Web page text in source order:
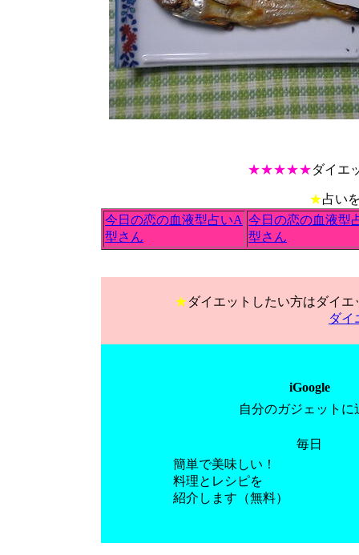
★★★★★ダイエ
★占い
今日の恋の血液型占いA
型さん
今日の恋の血液型
型さん
★ダイエットしたい方はダイ
ダイ
iGoogle
自分のガジェットに
毎日
簡単で美味しい！
料理とレシピを
紹介します（無料）